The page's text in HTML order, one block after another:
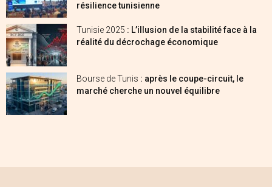
résilience tunisienne
Tunisie 2025 : L’illusion de la stabilité face à la
réalité du décrochage économique
Bourse de Tunis : après le coupe-circuit, le
marché cherche un nouvel équilibre